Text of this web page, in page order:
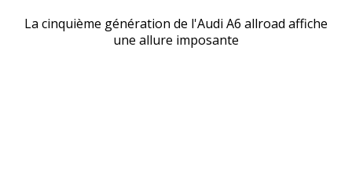
La cinquième génération de l'Audi A6 allroad affiche
une allure imposante